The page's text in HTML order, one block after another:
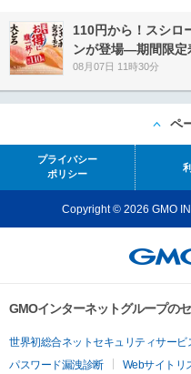
110円から！スシロ
ンが登場―期間限定
08月07日 11時30分
ペ
プライバシー
ポリシー
Copyright © 2026 GMO
GMOインターネットグループの
世界初総合ネットセキュリティサービ
パスワード漏洩診断
Webサイトリ